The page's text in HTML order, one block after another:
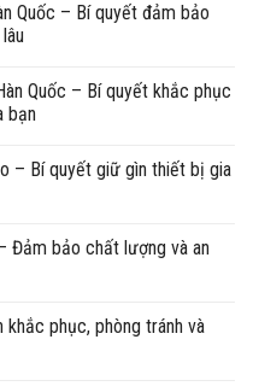
Quốc – Bí quyết đảm bảo
Quốc – Bí quyết khắc phục
bạn
– Bí quyết giữ gìn thiết bị gia
Đảm bảo chất lượng và an
khắc phục, phòng tránh và